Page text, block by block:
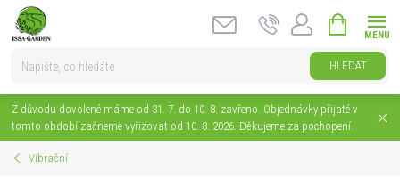
Přejít
HLEDAT
KOŠÍK
Z důvodu dovolené máme od 31. 7. do 10. 8. zavřeno. Objednávky přijaté v
tomto období začneme vyřizovat od 10. 8. 2026. Děkujeme za pochopení.
Vibrační